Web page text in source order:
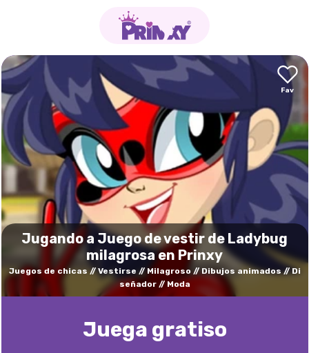
Jugando a Juego de vestir de Ladybug
milagrosa en Prinxy
Juegos de chicas Vestirse Milagroso Dibujos animados
Di
señador
Moda
Juega gratisо